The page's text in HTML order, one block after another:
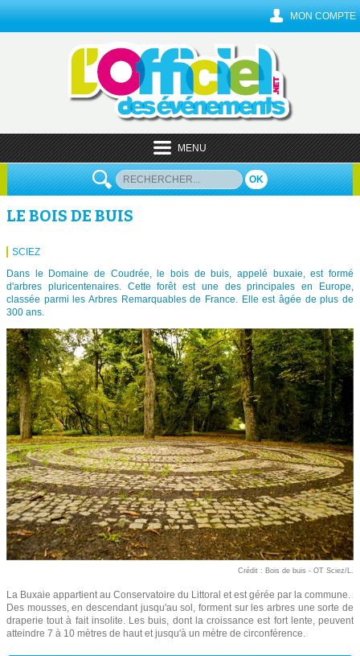
MON COMPTE
MENU
OK
LE BOIS DE BUIS
SCIEZ
Dans le Domaine de Coudrée, le bois de buis, appelé buxaie, est formé
d'arbres pluricentenaires. Cette forêt est une des principales en Europe,
classée parmi les Arbres Remarquables de France. Elle est âgée de plus de
300 ans.
Crédit : Bois de buis - OT Sciez/L.
La Buxaie appartient au Conservatoire du Littoral et est gérée par la commune.
Des mousses, en descendant jusqu'au sol, forment sur les arbres une sorte de
draperie tout à fait insolite. Les buis, dont la croissance est fort lente, peuvent
atteindre 7 à 10 mètres de haut et jusqu'à un mètre de circonférence.